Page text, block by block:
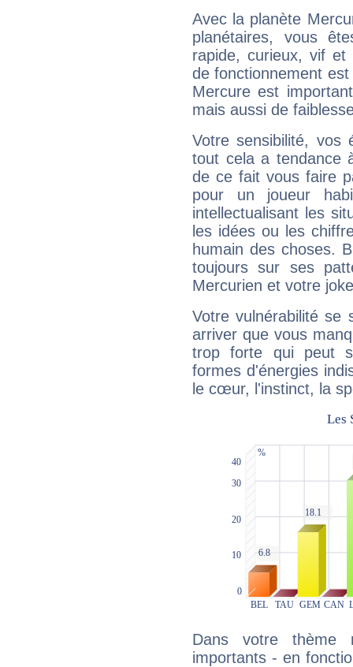
Avec la planète
planétaires, vous
rapide, curieux, vif et
de fonctionnement
Mercure est
mais aussi de
Votre sensibilité,
tout cela a tendance
de ce fait vous faire
pour un joueur
intellectualisant les
les idées ou les
humain des choses.
toujours sur ses
Mercurien et votre
Votre vulnérabilité se
arriver que vous
trop forte qui peut
formes d'énergies
le cœur, l'instinct, la
Dans votre thème
importants - en